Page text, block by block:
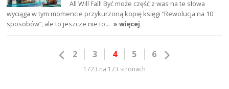
All Will Fall! Być może część z was na te słowa
wyciąga w tym momencie przykurzoną kopię księgi “Rewolucja na 10
sposobów”, ale to jeszcze nie to… » więcej
2 3 4 5 6
1723 na 173 stronach